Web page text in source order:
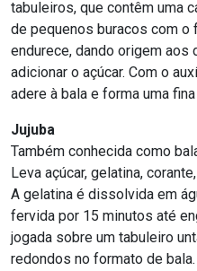
tabuleiros, que contêm uma
de pequenos buracos com o
endurece, dando origem
adicionar o açúcar. Com o
adere à bala e forma uma
Jujuba
Também conhecida como
Leva açúcar, gelatina,
A gelatina é dissolvida em
fervida por 15 minutos até
jogada sobre um tabuleiro
redondos no formato de